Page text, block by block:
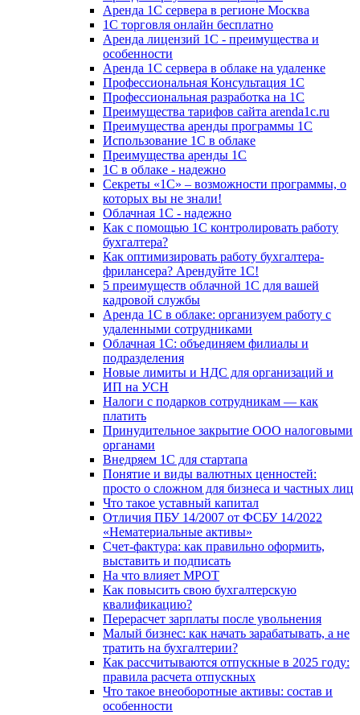
Аренда 1С сервера в регионе Москва
1С торговля онлайн бесплатно
Аренда лицензий 1С - преимущества и
особенности
Аренда 1С сервера в облаке на удаленке
Профессиональная Консультация 1С
Профессиональная разработка на 1С
Преимущества тарифов сайта arenda1c.ru
Преимущества аренды программы 1С
Использование 1С в облаке
Преимущества аренды 1С
1С в облаке - надежно
Секреты «1С» – возможности программы, о
которых вы не знали!
Облачная 1С - надежно
Как с помощью 1С контролировать работу
бухгалтера?
Как оптимизировать работу бухгалтера-
фрилансера? Арендуйте 1С!
5 преимуществ облачной 1С для вашей
кадровой службы
Аренда 1С в облаке: организуем работу с
удаленными сотрудниками
Облачная 1С: объединяем филиалы и
подразделения
Новые лимиты и НДС для организаций и
ИП на УСН
Налоги с подарков сотрудникам — как
платить
Принудительное закрытие ООО налоговыми
органами
Внедряем 1С для стартапа
Понятие и виды валютных ценностей:
просто о сложном для бизнеса и частных лиц
Что такое уставный капитал
Отличия ПБУ 14/2007 от ФСБУ 14/2022
«Нематериальные активы»
Счет-фактура: как правильно оформить,
выставить и подписать
На что влияет МРОТ
Как повысить свою бухгалтерскую
квалификацию?
Перерасчет зарплаты после увольнения
Малый бизнес: как начать зарабатывать, а не
тратить на бухгалтерии?
Как рассчитываются отпускные в 2025 году:
правила расчета отпускных
Что такое внеоборотные активы: состав и
особенности